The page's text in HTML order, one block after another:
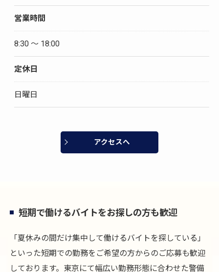
営業時間
8:30 〜 18:00
定休日
日曜日
アクセスへ
短期で働けるバイトをお探しの方も歓迎
「夏休みの間だけ集中して働けるバイトを探している」
といった短期での勤務をご希望の方からのご応募も歓迎
しております。東京にて幅広い勤務形態に合わせた警備